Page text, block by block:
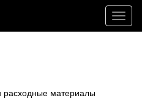
материалы